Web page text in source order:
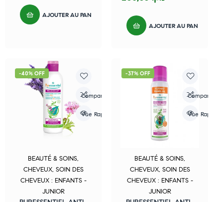
AJOUTER AU PANIER
AJOUTER AU PANIER
-40% OFF
Compare
Vue Rapide
BEAUTÉ & SOINS,
CHEVEUX, SOIN DES
CHEVEUX : ENFANTS -
JUNIOR
-37% OFF
Compare
Vue Rapide
BEAUTÉ & SOINS,
CHEVEUX, SOIN DES
CHEVEUX : ENFANTS -
JUNIOR